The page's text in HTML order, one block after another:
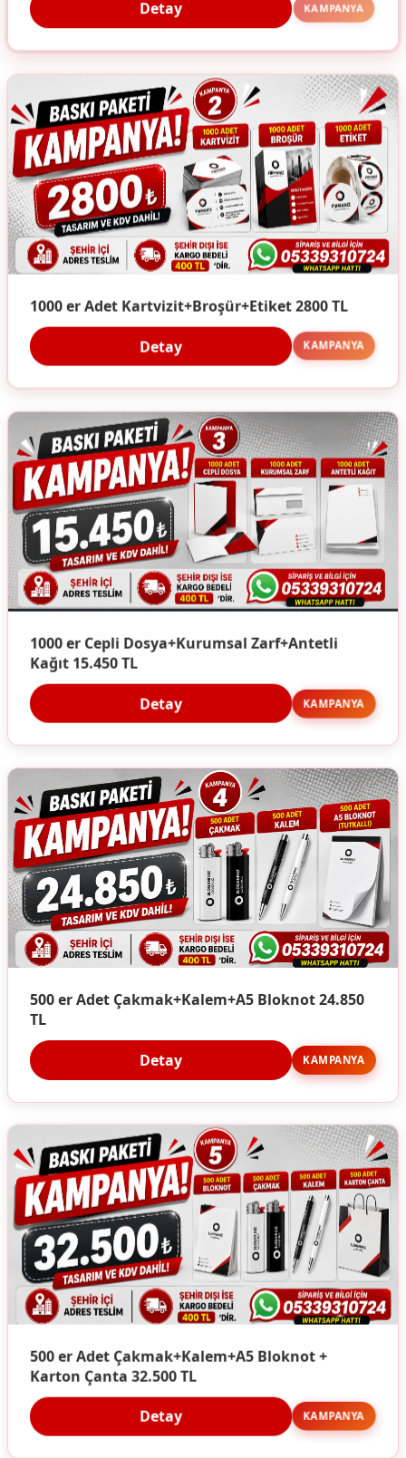
Detay KAMPANYA
1000 er Adet Kartvizit+Broşür+Etiket 2800 TL
Detay KAMPANYA
1000 er Cepli Dosya+Kurumsal Zarf+Antetli
Kağıt 15.450 TL
Detay KAMPANYA
500 er Adet Çakmak+Kalem+A5 Bloknot 24.850
TL
Detay KAMPANYA
500 er Adet Çakmak+Kalem+A5 Bloknot +
Karton Çanta 32.500 TL
Detay KAMPANYA